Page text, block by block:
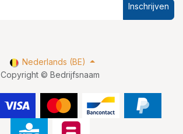
Inschrijven
Copyright © Bedrijfsnaam
Nederlands (BE)